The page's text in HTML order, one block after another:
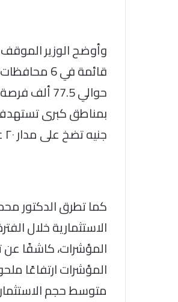
جنيه تضخ على مدار ٢٠ عاما، ومن المتوقع أن تُسهم في توفير حوالي 1.2 مليون فرصة عمل.
كما تطرق الدكتور
المؤشرات، كاشفًا عن
متوسط حجم